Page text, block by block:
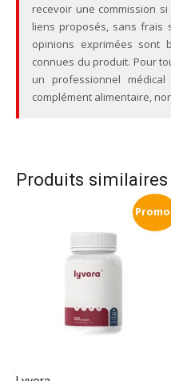
recevoir une commission
liens proposés, sans frais
opinions exprimées sont
connues du produit. Pour
un professionnel
complément alimentaire,
Produits similaires